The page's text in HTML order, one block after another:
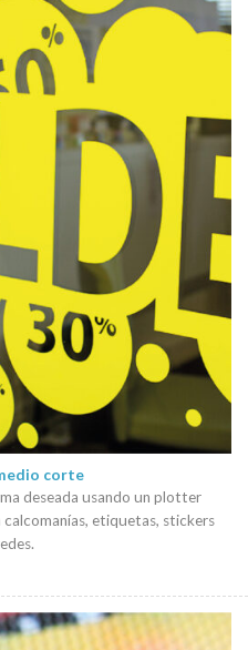
corte
deseada usando un plotter
calcomanías, etiquetas, stickers